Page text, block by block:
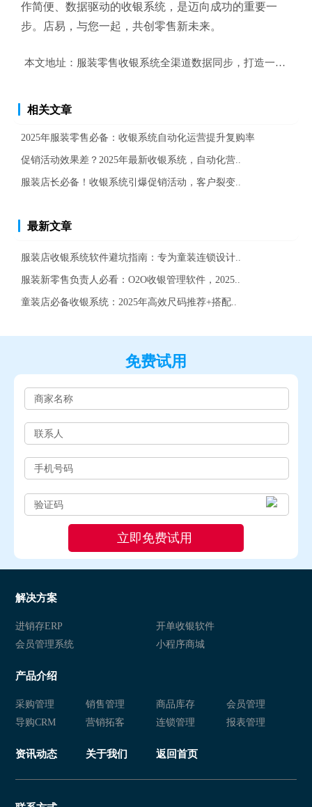
作简便、数据驱动的收银系统，是迈向成功的重要一
步。店易，与您一起，共创零售新未来。
本文地址： 服装零售收银系统全渠道数据同步，打造一致会员
相关文章
2025年服装零售必备：收银系统自动化运营提升复购率
促销活动效果差？2025年最新收银系统，自动化营..
服装店长必备！收银系统引爆促销活动，客户裂变..
最新文章
服装店收银系统软件避坑指南：专为童装连锁设计..
服装新零售负责人必看：O2O收银管理软件，2025..
童装店必备收银系统：2025年高效尺码推荐+搭配..
免费试用
解决方案
进销存ERP
开单收银软件
会员管理系统
小程序商城
产品介绍
采购管理 销售管理 商品库存
会员管理
导购CRM
营销拓客 连锁管理 报表管理
资讯动态 关于我们 返回首页